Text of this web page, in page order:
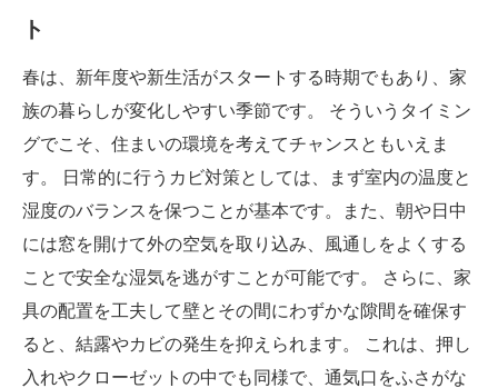
ト
春は、新年度や新生活がスタートする時期でもあり、家
族の暮らしが変化しやすい季節です。 そういうタイミン
グでこそ、住まいの環境を考えてチャンスともいえま
す。 日常的に行うカビ対策としては、まず室内の温度と
湿度のバランスを保つことが基本です。また、朝や日中
には窓を開けて外の空気を取り込み、風通しをよくする
ことで安全な湿気を逃がすことが可能です。 さらに、家
具の配置を工夫して壁とその間にわずかな隙間を確保す
ると、結露やカビの発生を抑えられます。 これは、押し
入れやクローゼットの中でも同様で、通気口をふさがな